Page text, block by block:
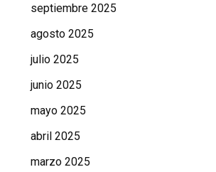
septiembre 2025
agosto 2025
julio 2025
junio 2025
mayo 2025
abril 2025
marzo 2025